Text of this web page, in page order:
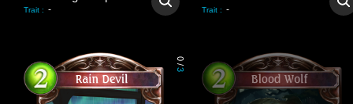
Trait : - Trait : -
0
/
3